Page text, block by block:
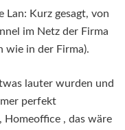
Lan: Kurz gesagt, von
im Netz der Firma
wie in der Firma).
lauter wurden und
perfekt
Homeoffice , das wäre